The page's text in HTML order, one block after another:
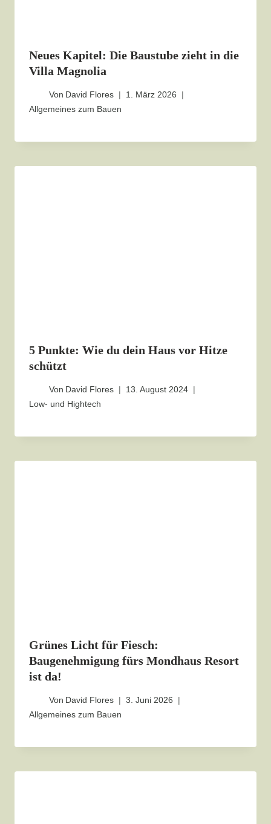
Neues Kapitel: Die Baustube zieht in die
Villa Magnolia
Von David Flores
1. März 2026
Allgemeines zum Bauen
5 Punkte: Wie du dein Haus vor Hitze
schützt
Von David Flores
13. August 2024
Low- und Hightech
Grünes Licht für Fiesch:
Baugenehmigung fürs Mondhaus Resort
ist da!
Von David Flores
3. Juni 2026
Allgemeines zum Bauen